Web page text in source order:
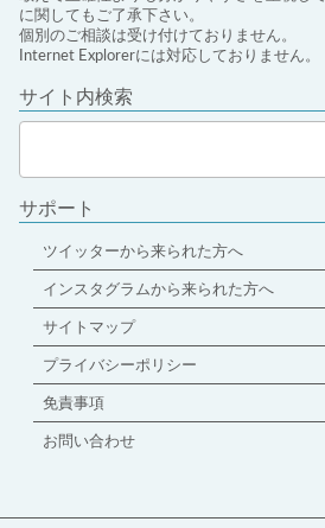
に関してもご了承下さい。
個別のご相談は受け付けておりません。
Internet Explorerには対応しておりません。
サイト内検索
サポート
ツイッターから来られた方へ
インスタグラムから来られた方へ
サイトマップ
プライバシーポリシー
免責事項
お問い合わせ